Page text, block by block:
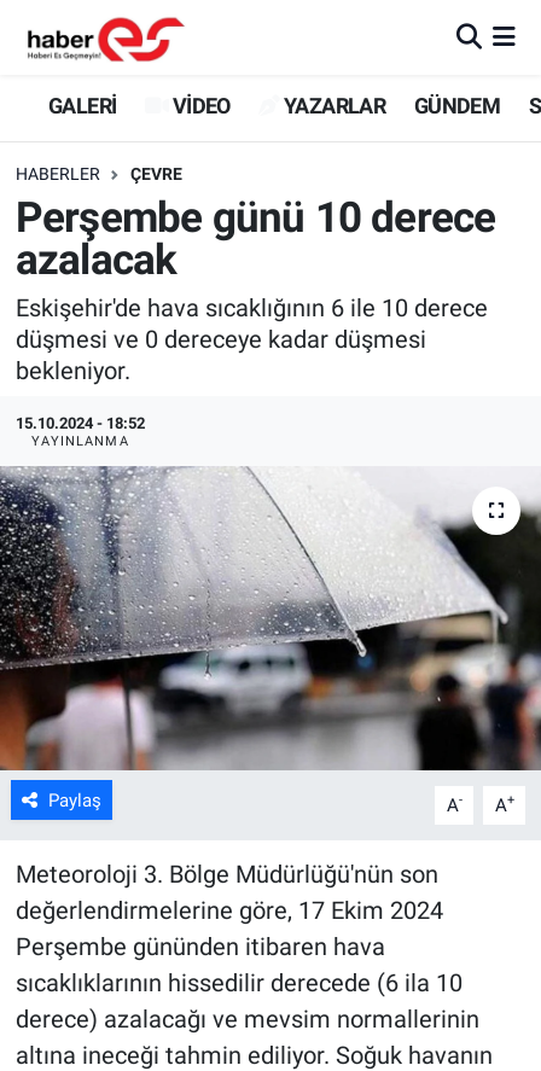
GALERİ VİDEO YAZARLAR GÜNDEM
HABERLER ÇEVRE
Perşembe günü 10 derece
azalacak
Eskişehir'de hava sıcaklığının 6 ile 10 derece
düşmesi ve 0 dereceye kadar düşmesi
bekleniyor.
15.10.2024 - 18:52
YAYINLANMA
Paylaş A- A+
Meteoroloji 3. Bölge Müdürlüğü'nün son
değerlendirmelerine göre, 17 Ekim 2024
Perşembe gününden itibaren hava
sıcaklıklarının hissedilir derecede (6 ila 10
derece) azalacağı ve mevsim normallerinin
altına ineceği tahmin ediliyor. Soğuk havanın
GALERİ
YAZARLAR
GÜNDEM
SİYASET
EKONOMİ
SPOR
ASAYİŞ
Eskişehir Nöbetçi Eczaneler
Eskişehir Trafik Yoğunluk Haritası
Süper Lig Puan Durumu ve Fikstür
Tüm Manşetler
Haber Arşivi